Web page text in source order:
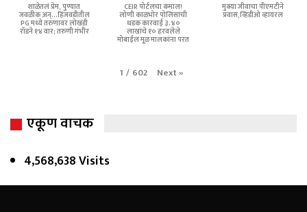
शाळेतलं प्रेम, पुण्यात
जवळीक अन्...हिंजवडीतील
PG मध्ये तरुणावर लोखंडी
रॉडने १४ वार; तरुणी गंभीर
CEIR पोर्टलचा कमाल!
लोणी काळभोर पोलिसांची
धडक कारवाई ३.४०
लाखांचे १० हरवलेले
मोबाईल मूळ मालकांना परत
मुक्या जीवाचा पीएमटीने
प्रवास,व्हिडीओ व्हायरल
1 / 602 Next»
एकूण वाचक
4,568,638 Visits